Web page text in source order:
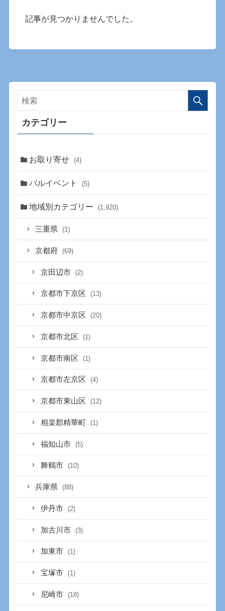
記事が見つかりませんでした。
カテゴリー
お取り寄せ (4)
バルイベント (5)
地域別カテゴリー (1,920)
三重県 (1)
京都府 (69)
京田辺市 (2)
京都市下京区 (13)
京都市中京区 (20)
京都市北区 (1)
京都市南区 (1)
京都市左京区 (4)
京都市東山区 (12)
相楽郡精華町 (1)
福知山市 (5)
舞鶴市 (10)
兵庫県 (88)
伊丹市 (2)
加古川市 (3)
加東市 (1)
宝塚市 (1)
尼崎市 (18)